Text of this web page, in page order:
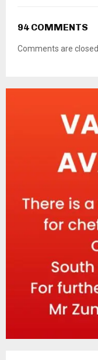
94 COMMENTS
Comments are closed.